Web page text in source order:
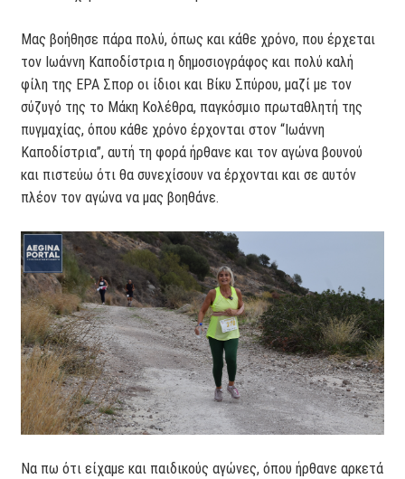
Μας βοήθησε πάρα πολύ, όπως και κάθε χρόνο, που έρχεται
τον Ιωάννη Καποδίστρια η δημοσιογράφος και πολύ καλή
φίλη της ΕΡΑ Σπορ οι ίδιοι και Βίκυ Σπύρου, μαζί με τον
σύζυγό της το Μάκη Κολέθρα, παγκόσμιο πρωταθλητή της
πυγμαχίας, όπου κάθε χρόνο έρχονται στον “Ιωάννη
Καποδίστρια”, αυτή τη φορά ήρθανε και τον αγώνα βουνού
και πιστεύω ότι θα συνεχίσουν να έρχονται και σε αυτόν
πλέον τον αγώνα να μας βοηθάνε.
Να πω ότι είχαμε και παιδικούς αγώνες, όπου ήρθανε αρκετά